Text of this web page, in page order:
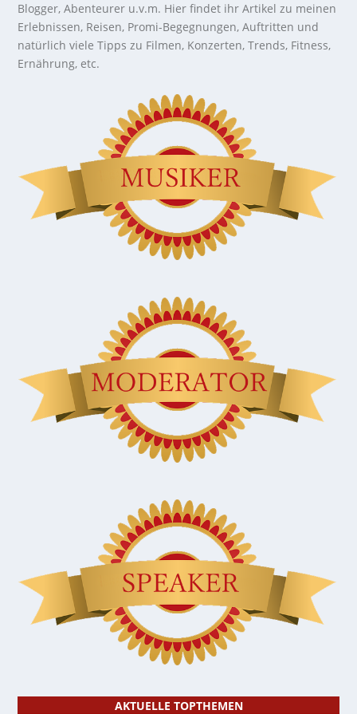
Blogger, Abenteurer u.v.m. Hier findet ihr Artikel zu meinen
Erlebnissen, Reisen, Promi-Begegnungen, Auftritten und
natürlich viele Tipps zu Filmen, Konzerten, Trends, Fitness,
Ernährung, etc.
AKTUELLE TOPTHEMEN